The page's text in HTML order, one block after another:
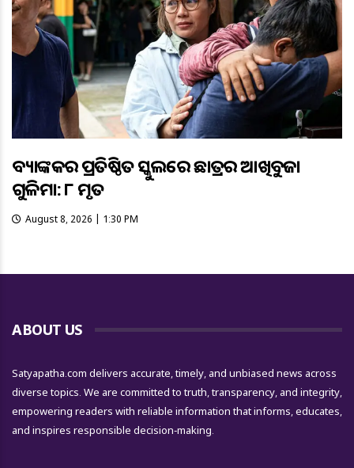
ବ୍ୟାଙ୍କକର ପ୍ରତିଷ୍ଠିତ ସ୍କୁଲରେ ଛାତ୍ରର ଆଖିବୁଜା
ଗୁଳିମାଡ଼: ୮ ମୃତ
August 8, 2026 | 1:30 PM
ABOUT US
Satyapatha.com delivers accurate, timely, and unbiased news across
diverse topics. We are committed to truth, transparency, and integrity,
empowering readers with reliable information that informs, educates,
and inspires responsible decision-making.